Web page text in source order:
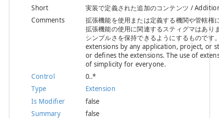
Short
実装で定義された追加のコンテンツ /
Comments
拡張機能を使用または定義する機関や管轄
拡張機能の使用に関連するスティグマはあり
シンプルさを保持できるようにするもので
extensions by any application, project, or
or defines the extensions. The use of
of simplicity for everyone.
Control
0..*
Type
Extension
Is Modifier
false
Summary
false